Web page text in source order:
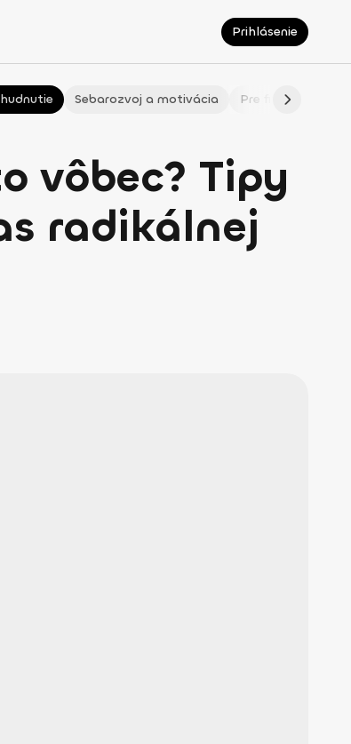
Prihlásenie
Sebarozvoj a motivácia Pre fitmaminky
vôbec? Tipy
radikálnej